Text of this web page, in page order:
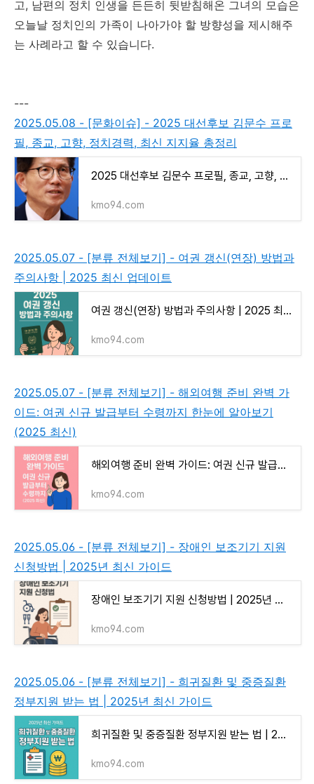
고, 남편의 정치 인생을 든든히 뒷받침해온 그녀의 모습은
오늘날 정치인의 가족이 나아가야 할 방향성을 제시해주
는 사례라고 할 수 있습니다.
---
2025.05.08 - [문화이슈] - 2025 대선후보 김문수 프로
필, 종교, 고향, 정치경력, 최신 지지율 총정리
2025 대선후보 김문수 프로필, 종교, 고향, 정치경력, 최신 지지율 총정리
kmo94.com
2025.05.07 - [분류 전체보기] - 여권 갱신(연장) 방법과
주의사항 | 2025 최신 업데이트
여권 갱신(연장) 방법과 주의사항 | 2025 최신 업데이트
kmo94.com
2025.05.07 - [분류 전체보기] - 해외여행 준비 완벽 가
이드: 여권 신규 발급부터 수령까지 한눈에 알아보기
(2025 최신)
해외여행 준비 완벽 가이드: 여권 신규 발급부터 수령까지 한눈에 알아보기 (2025 최신)
kmo94.com
2025.05.06 - [분류 전체보기] - 장애인 보조기기 지원
신청방법 | 2025년 최신 가이드
장애인 보조기기 지원 신청방법 | 2025년 최신 가이드
kmo94.com
2025.05.06 - [분류 전체보기] - 희귀질환 및 중증질환
정부지원 받는 법 | 2025년 최신 가이드
희귀질환 및 중증질환 정부지원 받는 법 | 2025년 최신 가이드
kmo94.com